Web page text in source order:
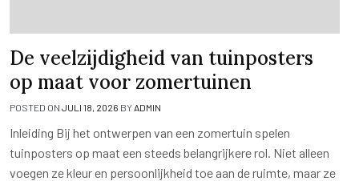
De veelzijdigheid van tuinposters
op maat voor zomertuinen
POSTED ON JULI 18, 2026 BYADMIN
Inleiding Bij het ontwerpen van een zomertuin spelen
tuinposters op maat een steeds belangrijkere rol. Niet alleen
voegen ze kleur en persoonlijkheid toe aan de ruimte, maar ze